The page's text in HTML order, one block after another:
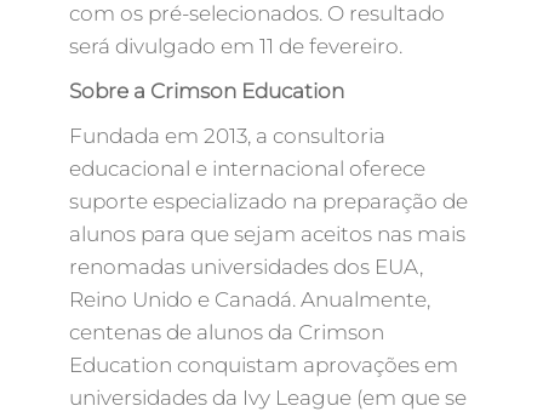
com os pré-selecionados. O resultado
será divulgado em 11 de fevereiro.
Sobre a Crimson Education
Fundada em 2013, a consultoria
educacional e internacional oferece
suporte especializado na preparação de
alunos para que sejam aceitos nas mais
renomadas universidades dos EUA,
Reino Unido e Canadá. Anualmente,
centenas de alunos da Crimson
Education conquistam aprovações em
universidades da Ivy League (em que se